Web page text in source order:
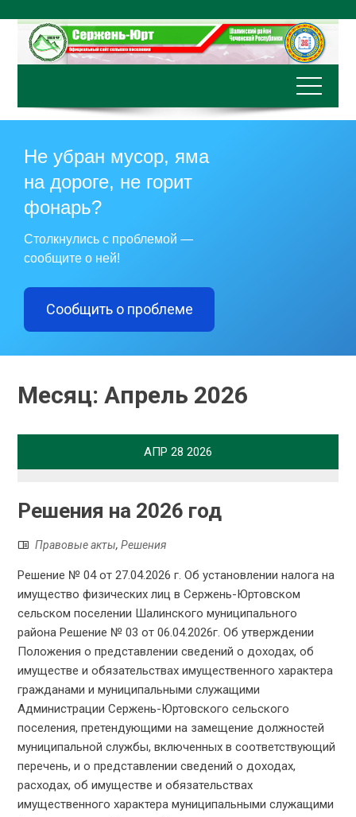
содержимому
Не убран мусор, яма
на дороге, не горит
фонарь?
Столкнулись с проблемой —
сообщите о ней!
Сообщить о проблеме
Месяц:Апрель 2026
АПР 28 2026
Решения на 2026 год
Правовые акты,Решения
Решение № 04 от 27.04.2026 г. Об установлении налога на
имущество физических лиц в Сержень-Юртовском
сельском поселении Шалинского муниципального
района Решение № 03 от 06.04.2026г. Об утверждении
Положения о представлении сведений о доходах, об
имуществе и обязательствах имущественного характера
гражданами и муниципальными служащими
Администрации Сержень-Юртовского сельского
поселения, претендующими на замещение должностей
муниципальной службы, включенных в соответствующий
перечень, и о представлении сведений о доходах,
расходах, об имуществе и обязательствах
имущественного характера муниципальными служащими